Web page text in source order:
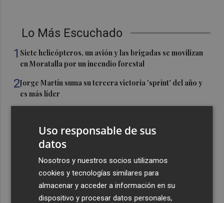
Lo Más Escuchado
1 Siete helicópteros, un avión y las brigadas se movilizan
en Moratalla por un incendio forestal
2Jorge Martín suma su tercera victoria 'sprint' del año y
es más líder
del legado de Jaume I
Una gran cadena humana de cariño y reivindicación se
vuelve a abrazar en las playas por el Mar Menor
Uso responsable de sus
datos
Nosotros y nuestros socios utilizamos
cookies y tecnologías similares para
almacenar y acceder a información en su
dispositivo y procesar datos personales,